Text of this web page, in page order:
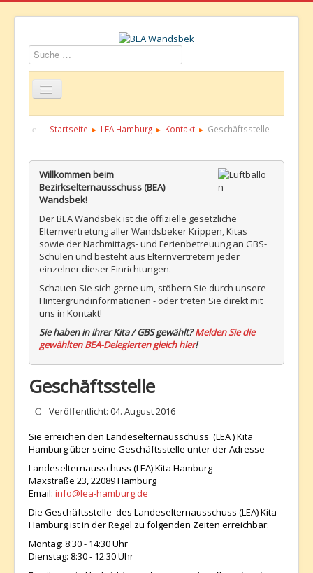
Suchen
Startseite Über uns Aktuelles Termine
Informationen GBS Kontakt
Startseite LEA Hamburg Kontakt Geschäftsstelle
Willkommen beim
Bezirkselternausschuss (BEA)
Wandsbek!
Der BEA Wandsbek ist die offizielle gesetzliche
Elternvertretung aller Wandsbeker Krippen, Kitas
sowie der Nachmittags- und Ferienbetreuung an GBS-
Schulen und besteht aus Elternvertretern jeder
einzelner dieser Einrichtungen.
Schauen Sie sich gerne um, stöbern Sie durch unsere
Hintergrundinformationen - oder treten Sie direkt mit
uns in Kontakt!
Sie haben in ihrer Kita / GBS gewählt?Melden Sie die
gewählten BEA-Delegierten gleich hier!
Geschäftsstelle
DetailsVeröffentlicht: 04. August 2016
Sie erreichen den Landeselternausschuss (LEA ) Kita
Hamburg über seine Geschäftsstelle unter der Adresse
Landeselternausschuss (LEA) Kita Hamburg
Maxstraße 23, 22089 Hamburg
Email: info@lea-hamburg.de
Die Geschäftsstelle des Landeselternausschuss (LEA) Kita
Hamburg ist in der Regel zu folgenden Zeiten erreichbar:
Montag: 8:30 - 14:30 Uhr
Dienstag: 8:30 - 12:30 Uhr